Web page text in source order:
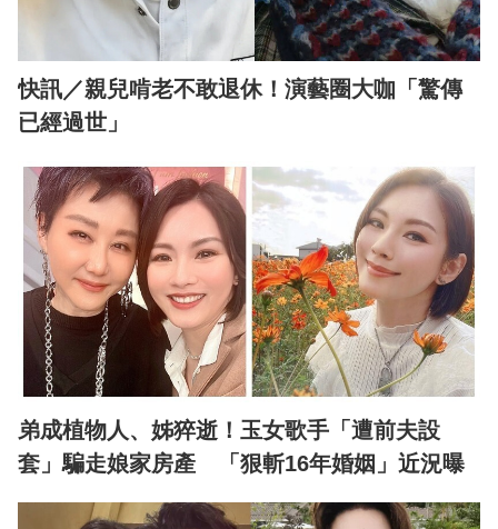
快訊／親兒啃老不敢退休！演藝圈大咖「驚傳
已經過世」
弟成植物人、姊猝逝！玉女歌手「遭前夫設
套」騙走娘家房產 「狠斬16年婚姻」近況曝